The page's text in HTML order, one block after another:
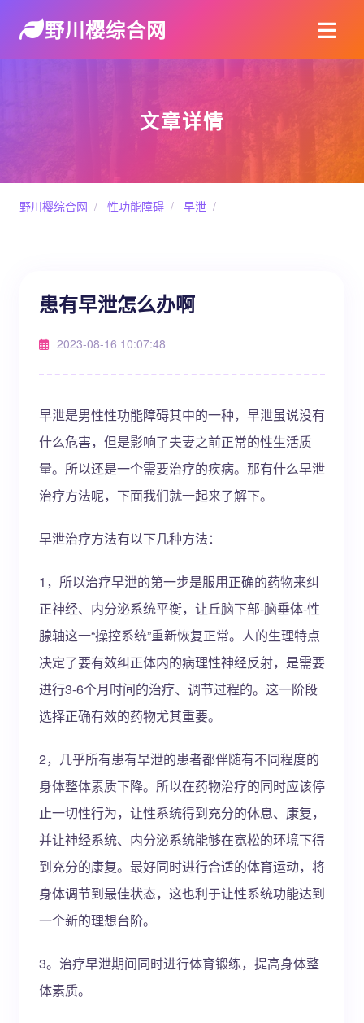
野川樱综合网
文章详情
野川樱综合网 / 性功能障碍 / 早泄 /
患有早泄怎么办啊
2023-08-16 10:07:48
早泄是男性性功能障碍其中的一种，早泄虽说没有
什么危害，但是影响了夫妻之前正常的性生活质
量。所以还是一个需要治疗的疾病。那有什么早泄
治疗方法呢，下面我们就一起来了解下。
早泄治疗方法有以下几种方法：
1，所以治疗早泄的第一步是服用正确的药物来纠
正神经、内分泌系统平衡，让丘脑下部-脑垂体-性
腺轴这一“操控系统”重新恢复正常。人的生理特点
决定了要有效纠正体内的病理性神经反射，是需要
进行3-6个月时间的治疗、调节过程的。这一阶段
选择正确有效的药物尤其重要。
2，几乎所有患有早泄的患者都伴随有不同程度的
身体整体素质下降。所以在药物治疗的同时应该停
止一切性行为，让性系统得到充分的休息、康复，
并让神经系统、内分泌系统能够在宽松的环境下得
到充分的康复。最好同时进行合适的体育运动，将
身体调节到最佳状态，这也利于让性系统功能达到
一个新的理想台阶。
3。治疗早泄期间同时进行体育锻练，提高身体整
体素质。